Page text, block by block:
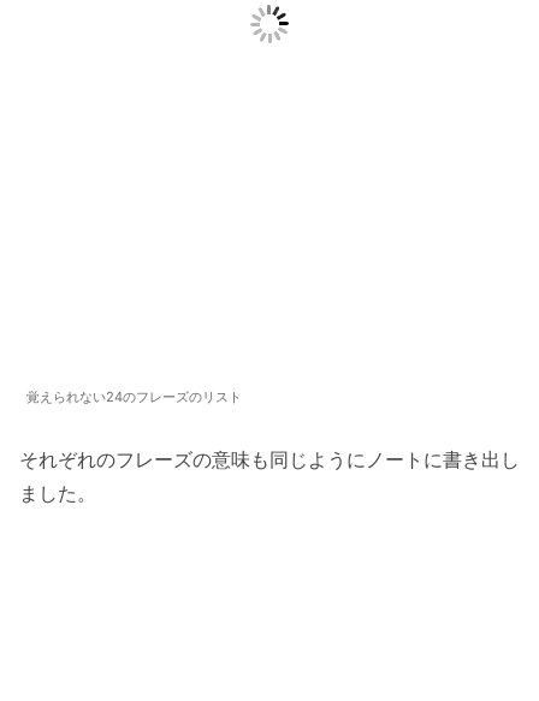
覚えられない24のフレーズのリスト
それぞれのフレーズの意味も同じようにノートに書き出し
ました。